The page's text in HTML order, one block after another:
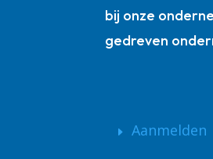
bij onze
gedreven
Aanmelden